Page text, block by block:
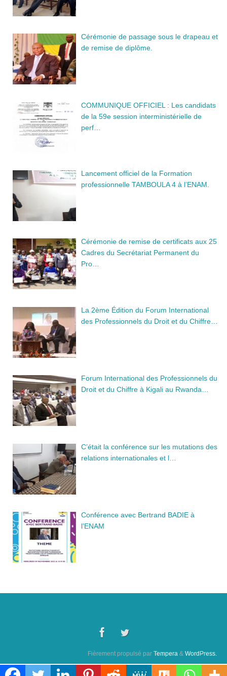
Cérémonie de passage sous le drapeau et
de remise de diplôme.
COMMUNIQUE OFFICIEL : Les candidats
de la 59e session interministérielle de
perf…
Lancement officiel de la Formation
professionnelle TAMBOULA 4 à l’ENAM.
Cérémonie de remise de certificats aux 25
Cadres du Secrétariat Permanent du
Pro…
La 2ème Édition du Forum International
des Professionnels du Droit et du Chiffre…
Forum International des Professionnels du
Droit et du Chiffre à Kigali au Rwanda…
C’était la conférence sur les mutations des
relations internationales et l…
Conférence avec Bertrand BADIE à
l’ENAM
Fièrement propulsé par Tempera & WordPress.